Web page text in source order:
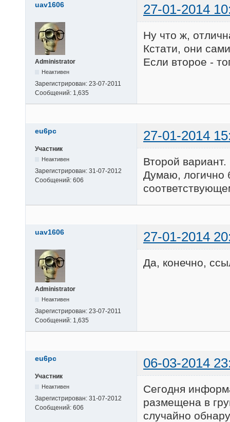
uav1606 27-01-2014
Administrator
Неактивен
Зарегистрирован: 23-07-2011
Сообщений: 1,635
Ну что ж,
Кстати, они
Если второе -
eu6pc 27-01-2014
Участник
Неактивен
Зарегистрирован: 31-07-2012
Сообщений: 606
Второй вариант.
Думаю, логично
uav1606 27-01-2014
Administrator
Неактивен
Зарегистрирован: 23-07-2011
Сообщений: 1,635
Да, конечно,
eu6pc 06-03-2014
Участник
Неактивен
Зарегистрирован: 31-07-2012
Сообщений: 606
Сегодня
размещена в
случайно